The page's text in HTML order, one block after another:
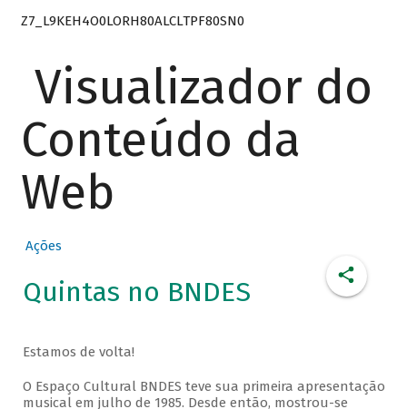
Z7_L9KEH4O0LORH80ALCLTPF80SN0
Visualizador do
Conteúdo da
Web
Ações
Quintas no BNDES
Estamos de volta!
O Espaço Cultural BNDES teve sua primeira apresentação
musical em julho de 1985. Desde então, mostrou-se